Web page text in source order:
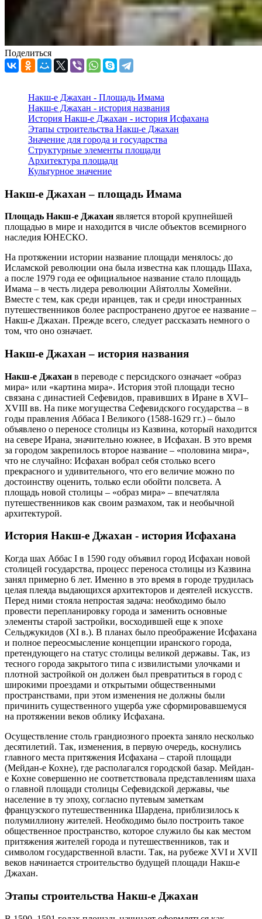
Поделиться
Накш-е Джахан - Площадь Имама
Накш-е Джахан - история названия
История Накш-е Джахан - история Исфахана
Этапы строительства Накш-е Джахан
Значение для города и государства
Структурные элементы площади
Архитектура площади
Культурное значение
Накш-е Джахан – площадь Имама
Площадь Накш-е Джахан является второй крупнейшей
площадью в мире и находится в числе объектов всемирного
наследия ЮНЕСКО.
На протяжении истории название площади менялось: до
Исламской революции она была известна как площадь Шаха,
а после 1979 года ее официальное название стало площадь
Имама – в честь лидера революции Айятоллы Хомейни.
Вместе с тем, как среди иранцев, так и среди иностранных
путешественников более распространено другое ее название –
Накш-е Джахан. Прежде всего, следует рассказать немного о
том, что оно означает.
Накш-е Джахан – история названия
Накш-е Джахан в переводе с персидского означает «образ
мира» или «картина мира». История этой площади тесно
связана с династией Сефевидов, правивших в Иране в XVI–
XVIII вв. На пике могущества Сефевидского государства – в
годы правления Аббаса I Великого (1588-1629 гг.) – было
объявлено о переносе столицы из Казвина, который находится
на севере Ирана, значительно южнее, в Исфахан. В это время
за городом закрепилось второе название – «половина мира»,
что не случайно: Исфахан вобрал себя столько всего
прекрасного и удивительного, что его величие можно по
достоинству оценить, только если обойти полсвета. А
площадь новой столицы – «образ мира» – впечатляла
путешественников как своим размахом, так и необычной
архитектурой.
История Накш-е Джахан - история Исфахана
Когда шах Аббас I в 1590 году объявил город Исфахан новой
столицей государства, процесс переноса столицы из Казвина
занял примерно 6 лет. Именно в это время в городе трудилась
целая плеяда выдающихся архитекторов и деятелей искусств.
Перед ними стояла непростая задача: необходимо было
провести перепланировку города и заменить основные
элементы старой застройки, восходившей еще к эпохе
Сельджукидов (ХI в.). В планах было преображение Исфахана
и полное переосмысление концепции иранского города,
претендующего на статус столицы великой державы. Так, из
тесного города закрытого типа с извилистыми улочками и
плотной застройкой он должен был превратиться в город с
широкими проездами и открытыми общественными
пространствами, при этом изменения не должны были
причинить существенного ущерба уже сформировавшемуся
на протяжении веков облику Исфахана.
Осуществление столь грандиозного проекта заняло несколько
десятилетий. Так, изменения, в первую очередь, коснулись
главного места притяжения Исфахана – старой площади
(Мейдан-е Кохне), где располагался городской базар. Мейдан-
е Кохне совершенно не соответствовала представлениям шаха
о главной площади столицы Сефевидской державы, чье
население в ту эпоху, согласно путевым заметкам
французского путешественника Шардена, приблизилось к
полумиллиону жителей. Необходимо было построить такое
общественное пространство, которое служило бы как местом
притяжения жителей города и путешественников, так и
символом государственной власти. Так, на рубеже XVI и XVII
веков начинается строительство будущей площади Накш-е
Джахан.
Этапы строительства Накш-е Джахан